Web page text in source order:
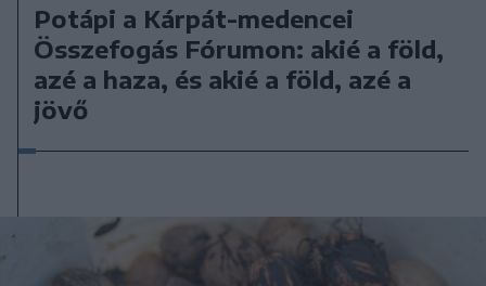
Potápi a Kárpát-medencei
Összefogás Fórumon: akié a föld,
azé a haza, és akié a föld, azé a
jövő